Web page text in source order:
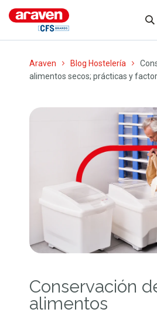
Araven Blog Hostelería
alimentos secos; prácticas y
Conservación
alimentos